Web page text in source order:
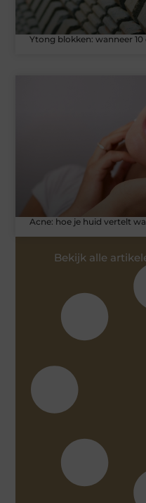
Ytong blokken: wanneer
Acne: hoe je huid vertelt
Bekijk alle